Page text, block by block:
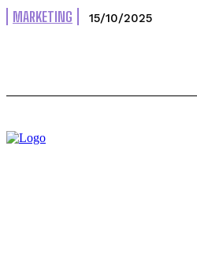
MARKETING 15/10/2025